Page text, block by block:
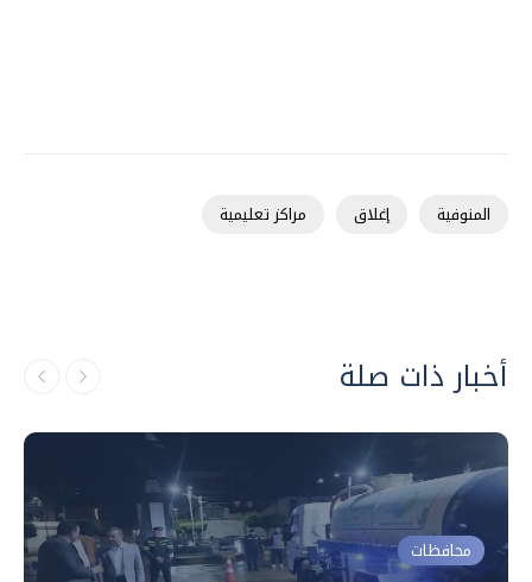
المنوفية إغلاق مراكز تعليمية
أخبار ذات صلة
محافظات